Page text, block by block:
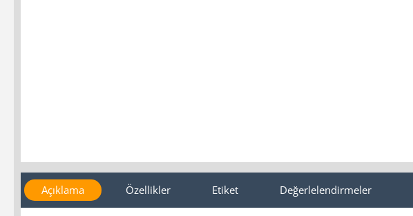
Açıklama Özellikler Etiket Değerlelendirmeler